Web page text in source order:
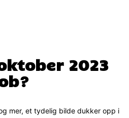
2023
mer, et tydelig bilde dukker opp i